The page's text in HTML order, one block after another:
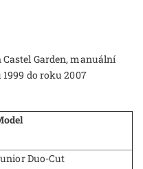
Castel Garden, manuální
do roku 2007
Duo-Cut